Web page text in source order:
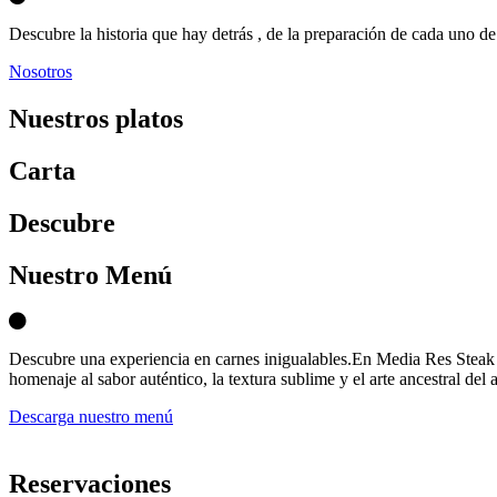
Descubre la historia que hay detrás , de la preparación de cada uno
Nosotros
Nuestros platos
Carta
Descubre
Nuestro Menú
Descubre una experiencia en carnes inigualables.En Media Res
homenaje al sabor auténtico, la textura sublime y el arte ancestral del
Descarga nuestro menú
Reservaciones